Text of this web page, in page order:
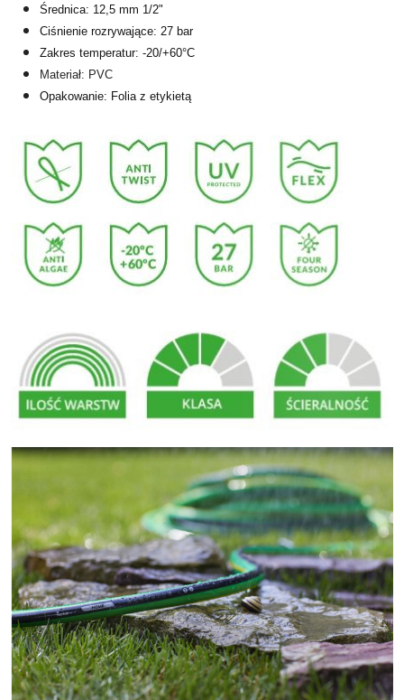
Średnica: 12,5 mm 1/2"
Ciśnienie rozrywające: 27 bar
Zakres temperatur: -20/+60°C
Materiał: PVC
Opakowanie: Folia z etykietą